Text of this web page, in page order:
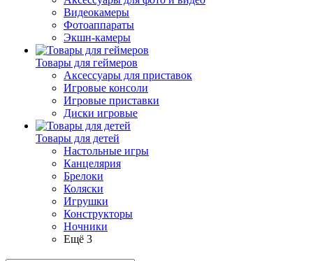
Видеокамеры
Фотоаппараты
Экшн-камеры
Товары для геймеров
Аксессуары для приставок
Игровые консоли
Игровые приставки
Диски игровые
Товары для детей
Настольные игры
Канцелярия
Брелоки
Коляски
Игрушки
Конструкторы
Ночники
Ещё 3